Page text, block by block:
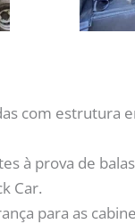
com estrutura
à prova de
Car.
para as